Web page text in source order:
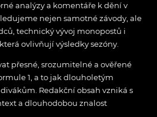
analýzy a komentáře k dění v
nejen samotné závody, ale
technický vývoj monopostů i
ovlivňují výsledky sezóny.
přesné, srozumitelné a ověřené
1, a to jak dlouholetým
Redakční obsah vzniká s
a dlouhodobou znalost